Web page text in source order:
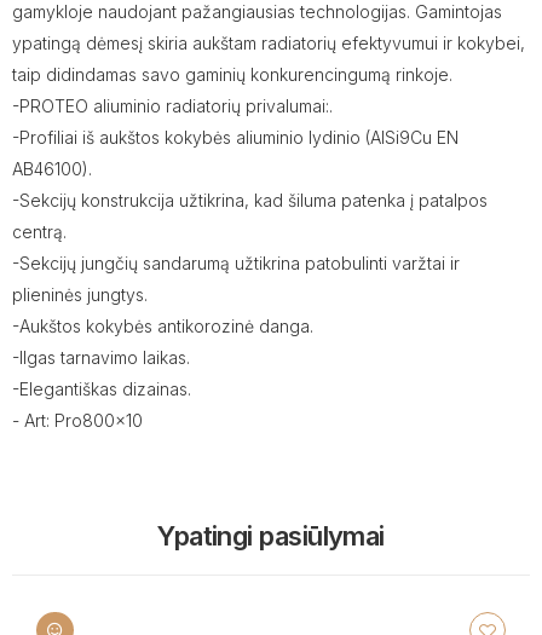
gamykloje naudojant pažangiausias technologijas. Gamintojas
ypatingą dėmesį skiria aukštam radiatorių efektyvumui ir kokybei,
taip didindamas savo gaminių konkurencingumą rinkoje.
-PROTEO aliuminio radiatorių privalumai:.
-Profiliai iš aukštos kokybės aliuminio lydinio (AISi9Cu EN
AB46100).
-Sekcijų konstrukcija užtikrina, kad šiluma patenka į patalpos
centrą.
-Sekcijų jungčių sandarumą užtikrina patobulinti varžtai ir
plieninės jungtys.
-Aukštos kokybės antikorozinė danga.
-Ilgas tarnavimo laikas.
-Elegantiškas dizainas.
- Art: Pro800x10
Ypatingi pasiūlymai